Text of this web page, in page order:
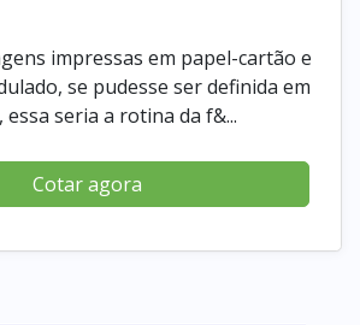
impressas em papel-cartão e
se pudesse ser definida em
seria a rotina da f&...
Cotar agora